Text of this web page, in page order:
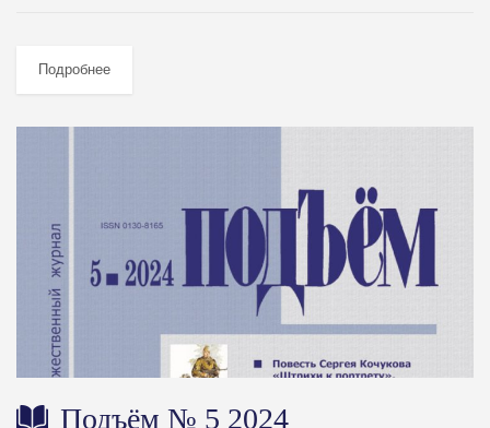
Подробнее
Подъём № 5 2024